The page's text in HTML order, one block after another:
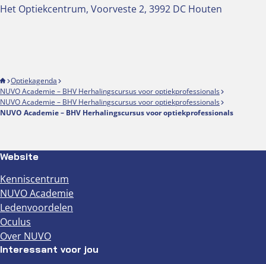
Het Optiekcentrum, Voorveste 2, 3992 DC Houten
Optiekagenda
NUVO Academie – BHV Herhalingscursus voor optiekprofessionals
NUVO Academie – BHV Herhalingscursus voor optiekprofessionals
NUVO Academie – BHV Herhalingscursus voor optiekprofessionals
Website
Kenniscentrum
NUVO Academie
Ledenvoordelen
Oculus
Over NUVO
Interessant voor jou